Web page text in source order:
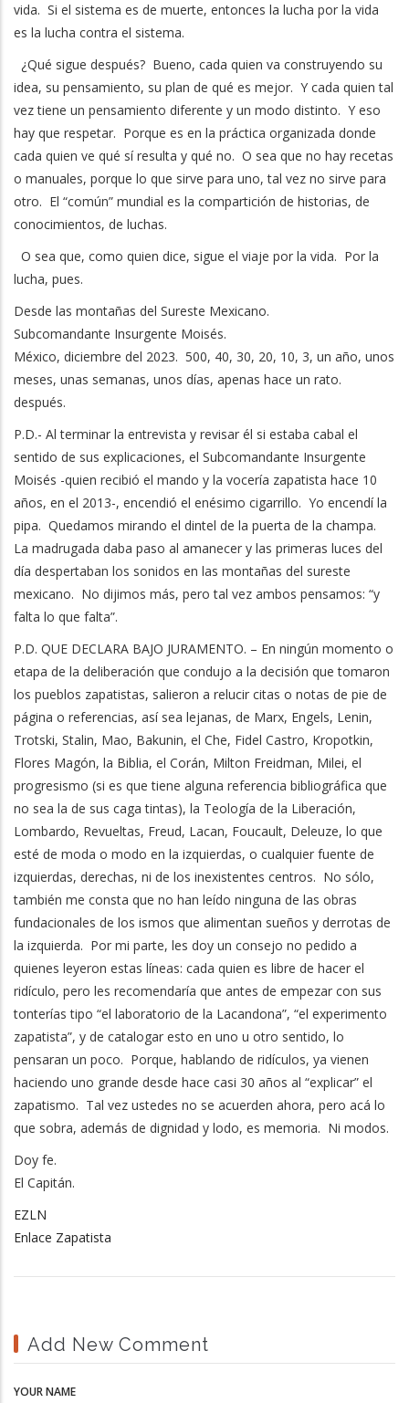
vida. Si el sistema es de muerte, entonces la lucha por la vida
es la lucha contra el sistema.
¿Qué sigue después? Bueno, cada quien va construyendo su
idea, su pensamiento, su plan de qué es mejor. Y cada quien tal
vez tiene un pensamiento diferente y un modo distinto. Y eso
hay que respetar. Porque es en la práctica organizada donde
cada quien ve qué sí resulta y qué no. O sea que no hay recetas
o manuales, porque lo que sirve para uno, tal vez no sirve para
otro. El “común” mundial es la compartición de historias, de
conocimientos, de luchas.
O sea que, como quien dice, sigue el viaje por la vida. Por la
lucha, pues.
Desde las montañas del Sureste Mexicano.
Subcomandante Insurgente Moisés.
México, diciembre del 2023. 500, 40, 30, 20, 10, 3, un año, unos
meses, unas semanas, unos días, apenas hace un rato.
después.
P.D.- Al terminar la entrevista y revisar él si estaba cabal el
sentido de sus explicaciones, el Subcomandante Insurgente
Moisés -quien recibió el mando y la vocería zapatista hace 10
años, en el 2013-, encendió el enésimo cigarrillo. Yo encendí la
pipa. Quedamos mirando el dintel de la puerta de la champa.
La madrugada daba paso al amanecer y las primeras luces del
día despertaban los sonidos en las montañas del sureste
mexicano. No dijimos más, pero tal vez ambos pensamos: “y
falta lo que falta”.
P.D. QUE DECLARA BAJO JURAMENTO. – En ningún momento o
etapa de la deliberación que condujo a la decisión que tomaron
los pueblos zapatistas, salieron a relucir citas o notas de pie de
página o referencias, así sea lejanas, de Marx, Engels, Lenin,
Trotski, Stalin, Mao, Bakunin, el Che, Fidel Castro, Kropotkin,
Flores Magón, la Biblia, el Corán, Milton Freidman, Milei, el
progresismo (si es que tiene alguna referencia bibliográfica que
no sea la de sus caga tintas), la Teología de la Liberación,
Lombardo, Revueltas, Freud, Lacan, Foucault, Deleuze, lo que
esté de moda o modo en la izquierdas, o cualquier fuente de
izquierdas, derechas, ni de los inexistentes centros. No sólo,
también me consta que no han leído ninguna de las obras
fundacionales de los ismos que alimentan sueños y derrotas de
la izquierda. Por mi parte, les doy un consejo no pedido a
quienes leyeron estas líneas: cada quien es libre de hacer el
ridículo, pero les recomendaría que antes de empezar con sus
tonterías tipo “el laboratorio de la Lacandona”, “el experimento
zapatista”, y de catalogar esto en uno u otro sentido, lo
pensaran un poco. Porque, hablando de ridículos, ya vienen
haciendo uno grande desde hace casi 30 años al “explicar” el
zapatismo. Tal vez ustedes no se acuerden ahora, pero acá lo
que sobra, además de dignidad y lodo, es memoria. Ni modos.
Doy fe.
El Capitán.
EZLN
Enlace Zapatista
Add New Comment
YOUR NAME